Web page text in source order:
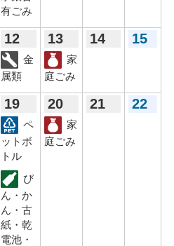
有ごみ
12
金
属類
13
家
庭ごみ
14 15
19
ペ
ットボ
トル
び
ん・か
ん・古
紙・乾
電池・
20
家
庭ごみ
21 22